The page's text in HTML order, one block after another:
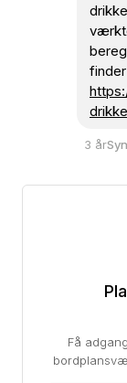
3 år
Få